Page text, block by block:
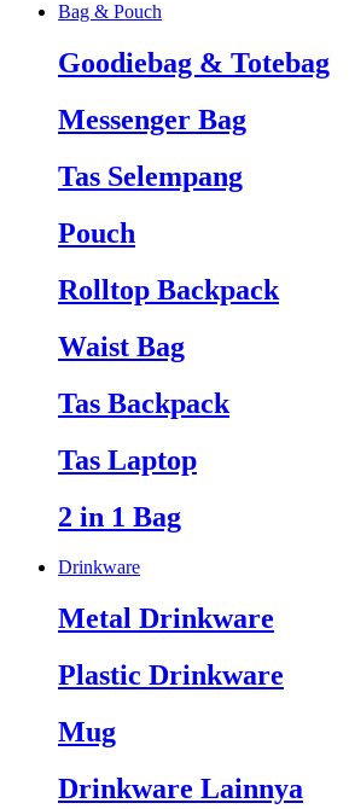
Bag & Pouch
Goodiebag & Totebag
Messenger Bag
Tas Selempang
Pouch
Rolltop Backpack
Waist Bag
Tas Backpack
Tas Laptop
2 in 1 Bag
Drinkware
Metal Drinkware
Plastic Drinkware
Mug
Drinkware Lainnya